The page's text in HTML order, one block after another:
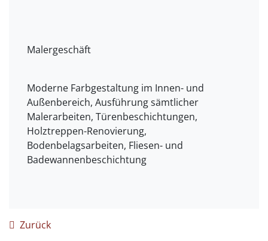
Malergeschäft
Moderne Farbgestaltung im Innen- und
Außenbereich, Ausführung sämtlicher
Malerarbeiten, Türenbeschichtungen,
Holztreppen-Renovierung,
Bodenbelagsarbeiten, Fliesen- und
Badewannenbeschichtung
Zurück